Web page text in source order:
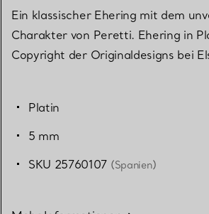
Ein klassischer Ehering mit dem
Charakter von Peretti. Ehering in
Copyright der Originaldesigns bei
Platin
5 mm
SKU 25760107 (Spanien)